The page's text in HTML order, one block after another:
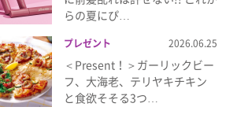
らの夏にぴ…
プレゼント 2026.06.25
＜Present！＞ガーリックビー
フ、大海老、テリヤキチキン
と食欲そそる3つ…